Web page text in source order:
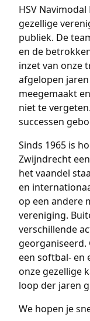
HSV
gezellige
publiek. De
en de
inzet van onze
afgelopen
meegemaakt
niet te
successen
Sinds 1965 is
Zwijndrecht
het vaandel
en
op een andere
vereniging.
verschillende
georganiseerd.
een softbal- en
onze gezellige
loop der jaren
We hopen je